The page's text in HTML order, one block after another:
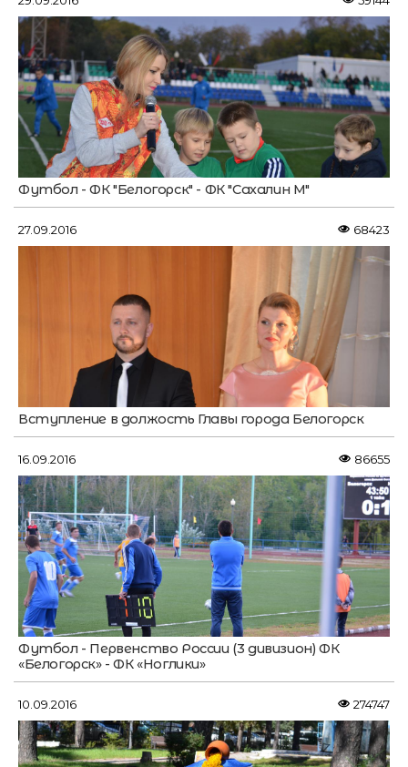
Футбол - ФК "Белогорск" - ФК "Сахалин М"
27.09.2016 68423
Вступление в должость Главы города Белогорск
16.09.2016 86655
Футбол - Первенство России (3 дивизион) ФК
«Белогорск» - ФК «Ноглики»
10.09.2016 274747